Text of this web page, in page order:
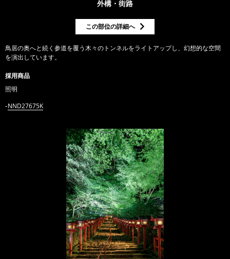
外構・街路
この部位の詳細へ
鳥居の奥へと続く参道を覆う木々のトンネルをライトアップし、幻想的な空間
を演出しています。
採用商品
照明
NND27675K